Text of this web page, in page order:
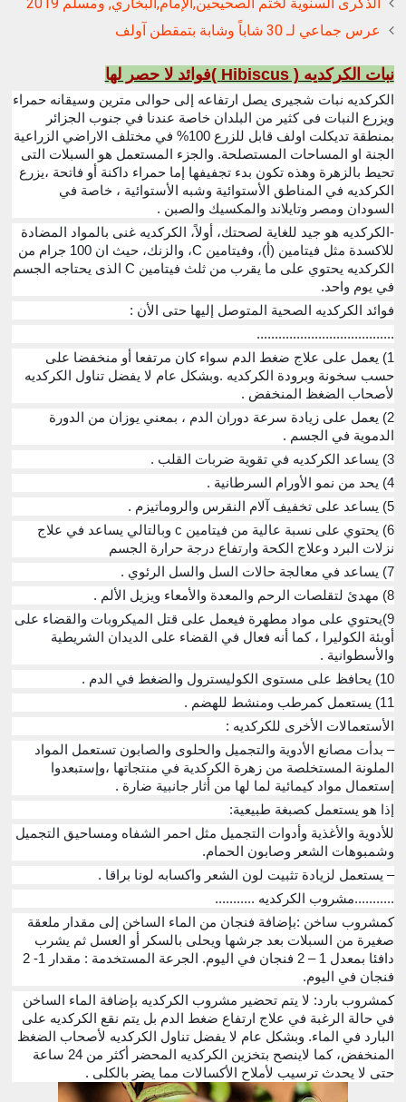
عرس جماعي لـ 30 شاباً وشابة بتمقطن آولف
نبات الكركديه ( Hibiscus )فوائد لا حصر لها
الكركديه نبات شجيرى يصل ارتفاعه إلى حوالى مترين وسيقانه حمراء
ويزرع النبات فى كثير من البلدان خاصة عندنا في جنوب الجزائر
بمنطقة تديكلت اولف قابل للزرع 100% في مختلف الاراضي الزراعية
الجنة او المساحات المستصلحة. والجزء المستعمل هو السبلات التى
تحيط بالزهرة وهذه تكون بدء تجفيفها إما حمراء داكنة أو فاتحة ،يزرع
الكركديه في المناطق الأستوائية وشبه الأستوائية ، خاصة في
السودان ومصر وتايلاند والمكسيك والصبن .
-الكركديه هو جيد للغاية لصحتك، أولاً، الكركديه غنى بالمواد المضادة
للاكسدة مثل فيتامين (أ)، وفيتامين C، والزنك، حيث ان 100 جرام من
الكركديه يحتوي على ما يقرب من ثلث فيتامين C الذى يحتاجه الجسم
في يوم واحد.
فوائد الكركديه الصحية المتوصل إليها حتى الأن :
......................................
1) يعمل على علاج ضغط الدم سواء كان مرتفعا أو منخفضا على
حسب سخونة وبرودة الكركديه .وبشكل عام لا يفضل تناول الكركديه
لأصحاب الضغظ المنخفض .
2) يعمل على زيادة سرعة دوران الدم ، بمعني يوزان من الدورة
الدموية في الجسم .
3) يساعد الكركديه في تقوية ضربات القلب .
4) يحد من نمو الأورام السرطانية .
5) يساعد على تخفيف آلام النقرس والروماتيزم .
6) يحتوي على نسبة عالية من فيتامين c وبالتالي يساعد في علاج
نزلات البرد وعلاج الكحة وارتفاع درجة حرارة الجسم
7) يساعد في معالجة حالات السل والسل الرئوي .
8) مهدئ لتقلصات الرحم والمعدة والأمعاء ويزيل الألم .
9)يحتوي على مواد مطهرة فيعمل على قتل الميكروبات والقضاء على
أوبئة الكوليرا ، كما أنه فعال في القضاء على الديدان الشريطية
والأسطوانية .
10) يحافظ على مستوى الكوليسترول والضغط في الدم .
11) يستعمل كمرطب ومنشط للهضم .
الأستعمالات الأخرى للكركديه :
– بدأت مصانع الأدوية والتجميل والحلوى والصابون تستعمل المواد
الملونة المستخلصة من زهرة الكركدية في منتجاتها ،وإستبعدوا
إستعمال مواد كيمائية لما لها من أثار جانبية ضارة .
إذا هو يستعمل كصبغة طبيعية:
للأدوية والأغذية وأدوات التجميل مثل احمر الشفاه ومساحيق التجميل
وشمبوهات الشعر وصابون الحمام.
– يستعمل لزيادة تثبيت لون الشعر واكسابه لونا براقا .
...........مشروب الكركديه ...........
كمشروب ساخن :بإضافة فنجان من الماء الساخن إلى مقدار ملعقة
صغيرة من السبلات بعد جرشها ويحلى بالسكر أو العسل ثم يشرب
دافئا بمعدل 1 – 2 فنجان في اليوم. الجرعة المستخدمة : مقدار 1- 2
فنجان في اليوم.
كمشروب بارد: لا يتم تحضير مشروب الكركديه بإضافة الماء الساخن
في حالة الرغبة في علاج ارتفاع ضغط الدم بل يتم نقع الكركديه على
البارد في الماء. وبشكل عام لا يفضل تناول الكركديه لأصحاب الضغظ
المنخفض، كما لاينصح بتخزين الكركديه المحضر أكثر من 24 ساعة
حتى لا يحدث ترسيب لأملاح الأكسالات مما يضر بالكلى .